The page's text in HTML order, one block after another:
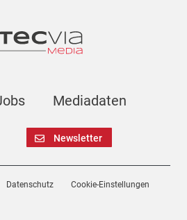
Mediadaten
Newsletter
Datenschutz Cookie-Einstellungen